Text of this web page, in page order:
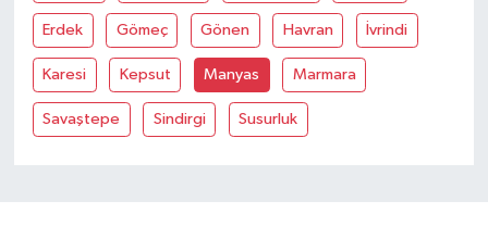
Erdek Gömeç Gönen Havran İvrindi
Karesi Kepsut Manyas Marmara
Savaştepe Sindirgi Susurluk